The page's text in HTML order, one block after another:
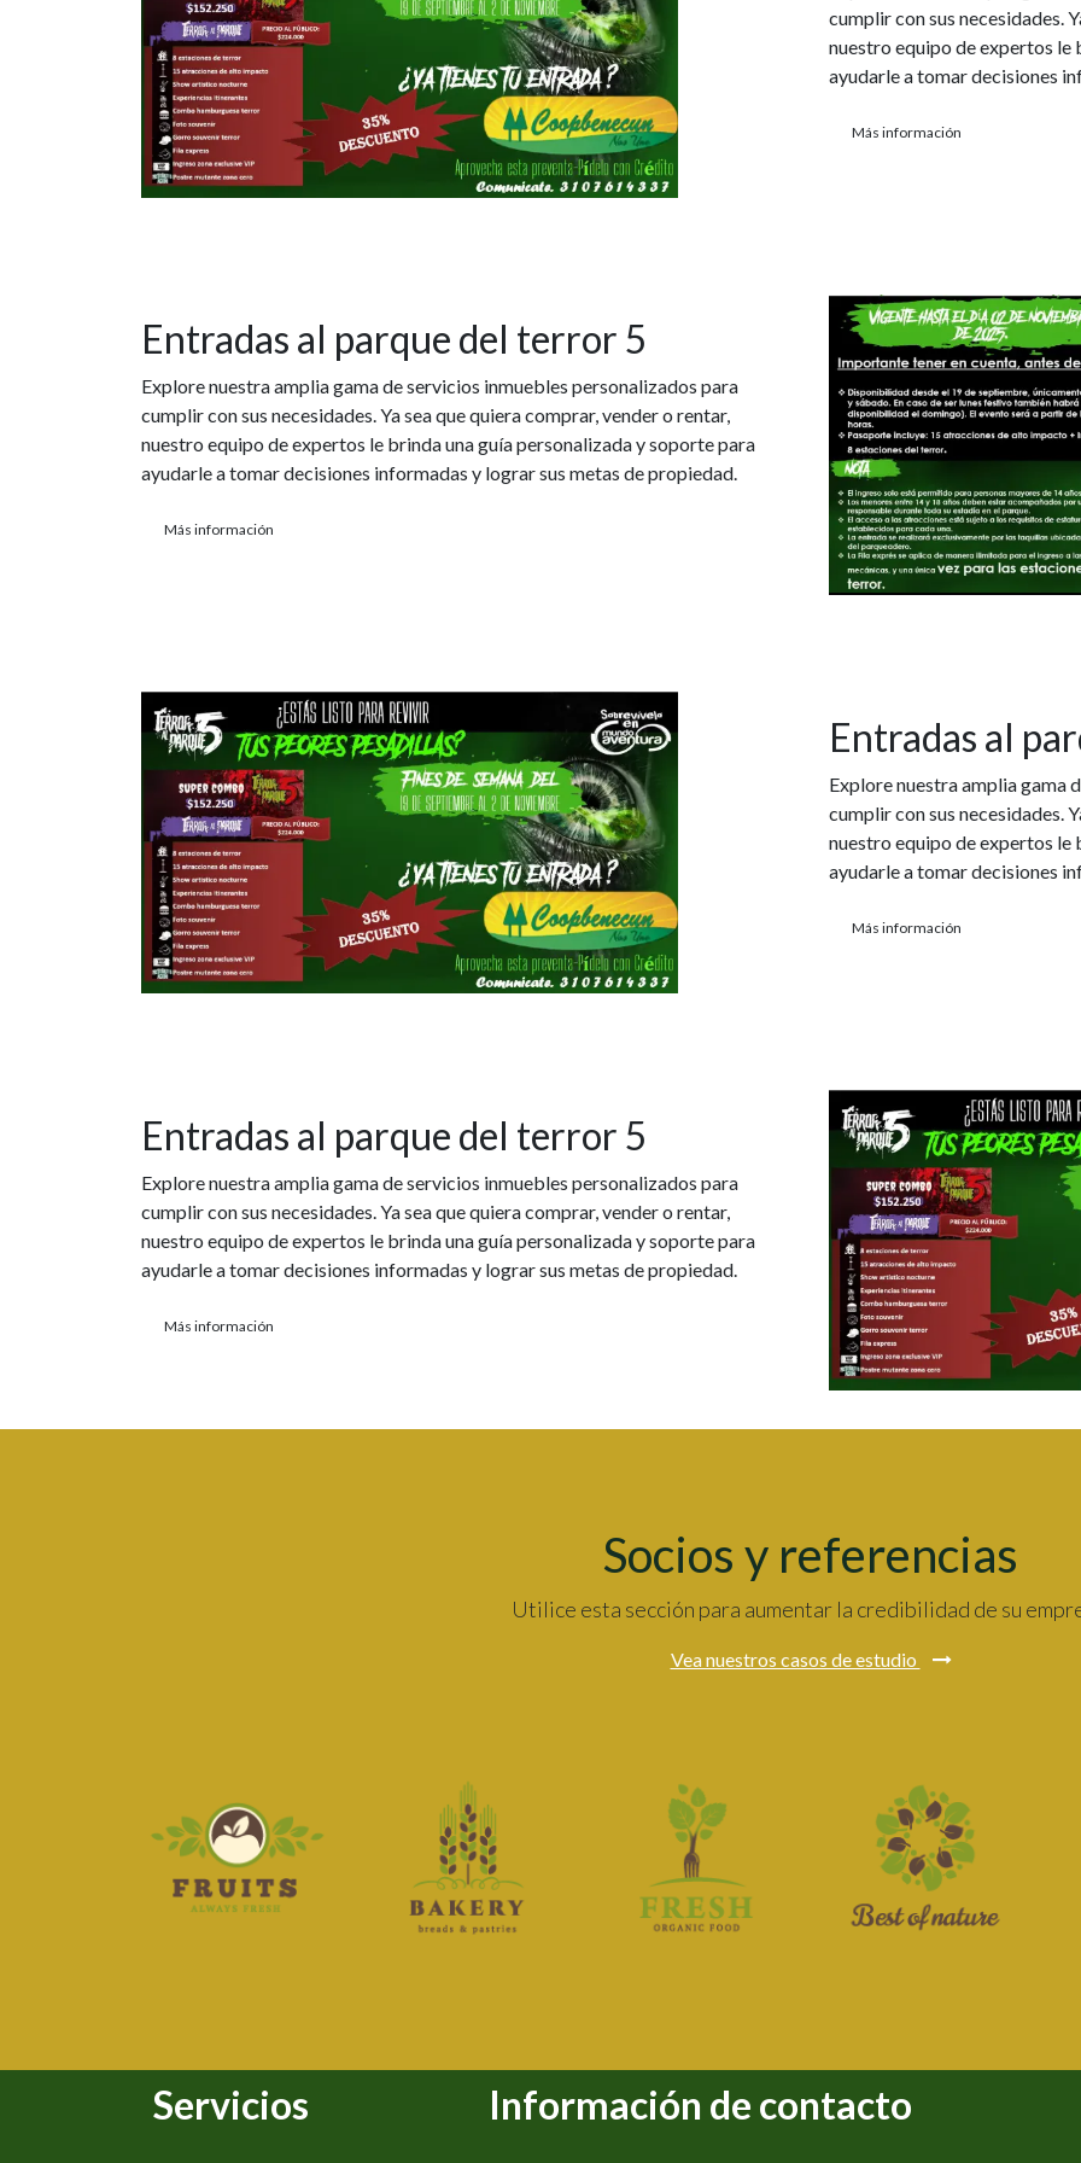
cumplir con sus necesidades.
nuestro equipo de expertos le
ayudarle a tomar decisiones
Más información
Entradas al parque del terror 5
Explore nuestra amplia gama de servicios inmuebles personalizados para
cumplir con sus necesidades. Ya sea que quiera comprar, vender o rentar,
nuestro equipo de expertos le brinda una guía personalizada y soporte para
ayudarle a tomar decisiones informadas y lograr sus metas de propiedad.
Más información
Entradas al
Explore nuestra amplia gama
cumplir con sus necesidades.
nuestro equipo de expertos le
ayudarle a tomar decisiones
Más información
Entradas al parque del terror 5
Explore nuestra amplia gama de servicios inmuebles personalizados para
cumplir con sus necesidades. Ya sea que quiera comprar, vender o rentar,
nuestro equipo de expertos le brinda una guía personalizada y soporte para
ayudarle a tomar decisiones informadas y lograr sus metas de propiedad.
Más información
Socios y referencias
Utilice esta sección para aumentar la credibilidad de su
Vea nuestros casos de estudio
Información de contacto
Servicios